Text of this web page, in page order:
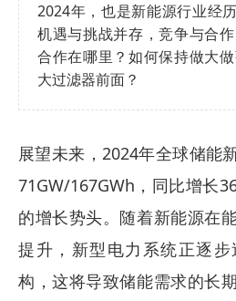
2024年，也是新能源行业经
机遇与挑战并存，竞争与合
合作在哪里？如何保持做大
大过滤器前面？
展望未来，2024年全球储能
71GW/167GWh，同比增长
的增长势头。随着新能源在
提升，新型电力系统正逐
构，这将导致储能需求的长